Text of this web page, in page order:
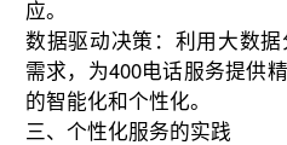
应。
数据驱动决策：利用大数
需求，为400电话服务提供
的智能化和个性化。
三、个性化服务的实践